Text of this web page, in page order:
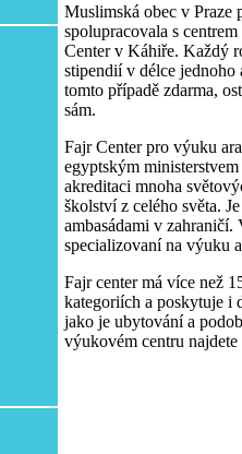
Muslimská obec v Praze
spolupracovala s
Center v Káhiře. Každý
stipendií v délce
tomto případě zdarma,
sám.
Fajr Center pro výuku
egyptským
akreditaci mnoha
školství z celého světa.
ambasádami v
specializovaní na výuku
Fajr center má více než
kategoriích a poskytuje i
jako je ubytování a
výukovém centru